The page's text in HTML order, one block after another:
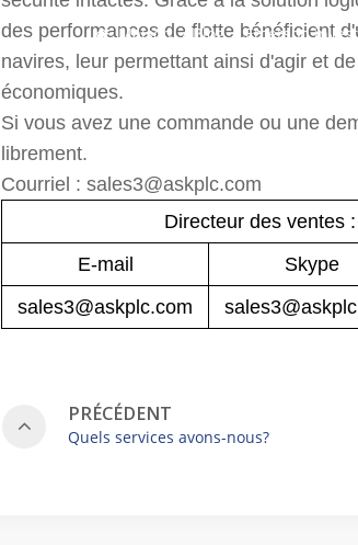
Maison / Blog Emerson
des performances de flotte bénéficient
navires, leur permettant ainsi d'agir et
économiques.
Si vous avez une commande ou une
librement.
Courriel : sales3@askplc.com
Directeur des ventes
E-mail
Skype
sales3@askplc.com
PRÉCÉDENT
Quels services avons-nous?